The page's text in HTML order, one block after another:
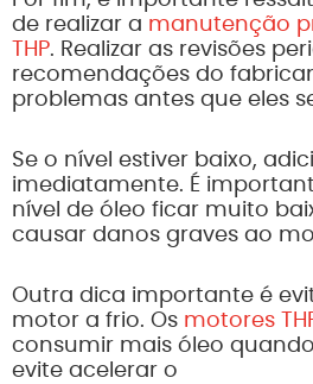
de realizar a manutenção
THP. Realizar as revisões
recomendações do
problemas antes que eles
Se o nível estiver baixo,
imediatamente. É
nível de óleo ficar muito
causar danos graves ao
Outra dica importante é
motor a frio. Os motores
consumir mais óleo
evite acelerar o